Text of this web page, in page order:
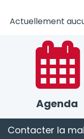
Actuellement
Agenda
Contacter la